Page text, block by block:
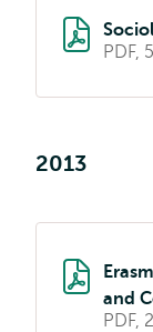
PDF,
2013
and
PDF,